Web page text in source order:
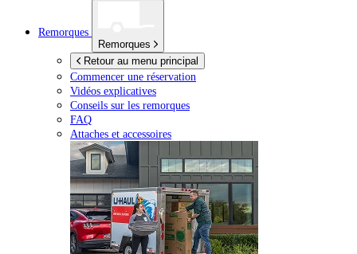
Remorques
Remorques
Retour au menu principal
Commencer une réservation
Vidéos explicatives
Conseils sur les remorques
FAQ
Attaches et accessoires